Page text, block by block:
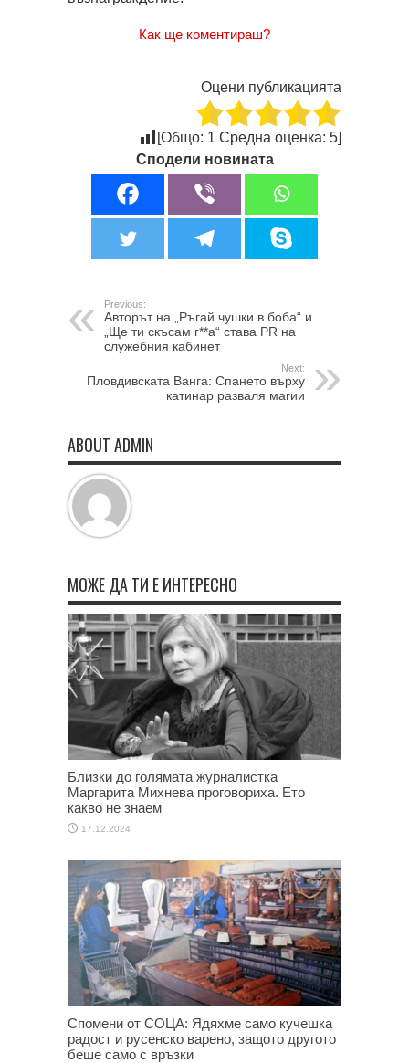
Как ще коментираш?
Оцени публикацията
[Общо: 1 Средна оценка: 5]
Сподели новината
Previous:
Авторът на „Ръгай чушки в боба“ и
„Ще ти скъсам г**а“ става PR на
служебния кабинет
Next:
Пловдивската Ванга: Спането върху
катинар разваля магии
ABOUT ADMIN
МОЖЕ ДА ТИ Е ИНТЕРЕСНО
Близки до голямата журналистка
Маргарита Михнева проговориха. Ето
какво не знаем
17.12.2024
Спомени от СОЦА: Ядяхме само кучешка
радост и русенско варено, защото другото
беше само с връзки